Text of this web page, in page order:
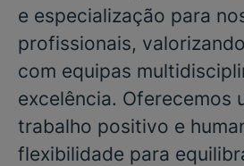
e especialização para
profissionais,
com equipas
excelência. Oferecemos
trabalho positivo e
flexibilidade para